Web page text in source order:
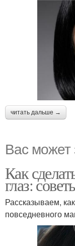
читать дальше →
Вас может
Как
глаз:
Рассказываем,
повседневного